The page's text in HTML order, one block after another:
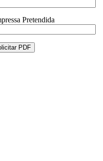
Pretendida